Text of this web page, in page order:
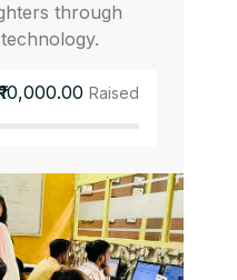
through
₹10,000.00 Raised